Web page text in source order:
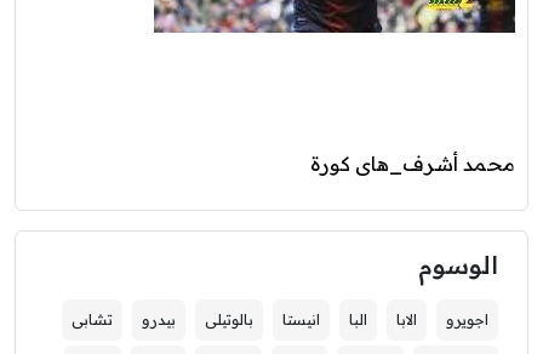
محمد أشرف_هاى كورة
الوسوم
اجويرو الابا البا انيستا بالوتيلى بيدرو تشابى